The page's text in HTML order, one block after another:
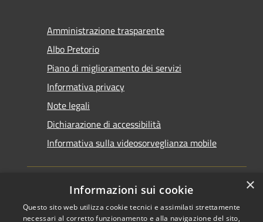
Amministrazione trasparente
Albo Pretorio
Piano di miglioramento dei servizi
Informativa privacy
Note legali
Dichiarazione di accessibilità
Informativa sulla videosorveglianza mobile
RSS Copyright © 2026 • Comune di
×
Informazioni sui cookie
Questo sito web utilizza cookie tecnici e assimilati strettamente
necessari al corretto funzionamento e alla navigazione del sito,